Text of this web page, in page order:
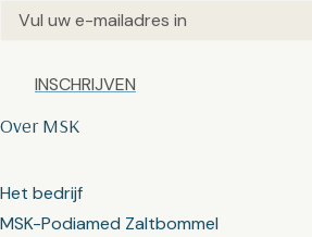
Over MSK
Het bedrijf
MSK-Podiamed Zaltbommel
Email(Vereist)
Captcha